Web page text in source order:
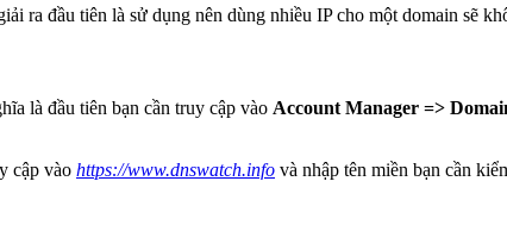
ra đầu tiên là sử dụng nên dùng nhiều IP cho một domain sẽ
là đầu tiên bạn cần truy cập vào Account Manager =>
cập vào https://www.dnswatch.info và nhập tên miền bạn cần